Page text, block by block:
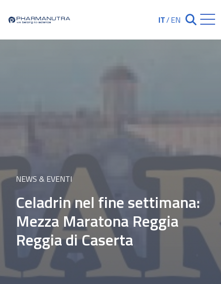
IT/EN Chiudi
NEWS & EVENTI
Celadrin nel fine settimana:
Mezza Maratona Reggia
Reggia di Caserta